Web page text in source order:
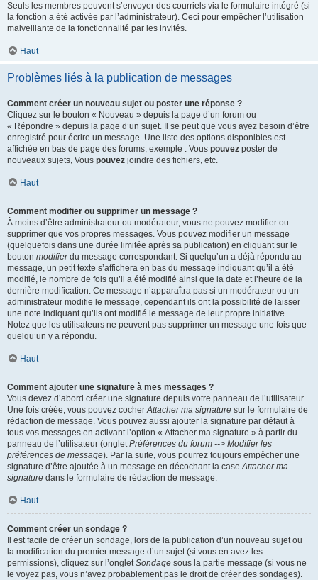
Seuls les membres peuvent s’envoyer des courriels via le formulaire intégré (si
la fonction a été activée par l’administrateur). Ceci pour empêcher l’utilisation
malveillante de la fonctionnalité par les invités.
Haut
Problèmes liés à la publication de messages
Comment créer un nouveau sujet ou poster une réponse ?
Cliquez sur le bouton « Nouveau » depuis la page d’un forum ou
« Répondre » depuis la page d’un sujet. Il se peut que vous ayez besoin d’être
enregistré pour écrire un message. Une liste des options disponibles est
affichée en bas de page des forums, exemple : Vous pouvez poster de
nouveaux sujets, Vous pouvez joindre des fichiers, etc.
Haut
Comment modifier ou supprimer un message ?
À moins d’être administrateur ou modérateur, vous ne pouvez modifier ou
supprimer que vos propres messages. Vous pouvez modifier un message
(quelquefois dans une durée limitée après sa publication) en cliquant sur le
bouton modifierdu message correspondant. Si quelqu’un a déjà répondu au
message, un petit texte s’affichera en bas du message indiquant qu’il a été
modifié, le nombre de fois qu’il a été modifié ainsi que la date et l’heure de la
dernière modification. Ce message n’apparaîtra pas si un modérateur ou un
administrateur modifie le message, cependant ils ont la possibilité de laisser
une note indiquant qu’ils ont modifié le message de leur propre initiative.
Notez que les utilisateurs ne peuvent pas supprimer un message une fois que
quelqu’un y a répondu.
Haut
Comment ajouter une signature à mes messages ?
Vous devez d’abord créer une signature depuis votre panneau de l’utilisateur.
Une fois créée, vous pouvez cocherAttacher ma signature sur le formulaire de
rédaction de message. Vous pouvez aussi ajouter la signature par défaut à
tous vos messages en activant l’option « Attacher ma signature » à partir du
panneau de l’utilisateur (ongletPréférences du forum --> Modifier les
préférences de message). Par la suite, vous pourrez toujours empêcher une
signature d’être ajoutée à un message en décochant la caseAttacher ma
signature dans le formulaire de rédaction de message.
Haut
Comment créer un sondage ?
Il est facile de créer un sondage, lors de la publication d’un nouveau sujet ou
la modification du premier message d’un sujet (si vous en avez les
permissions), cliquez sur l’ongletSondage sous la partie message (si vous ne
le voyez pas, vous n’avez probablement pas le droit de créer des sondages).